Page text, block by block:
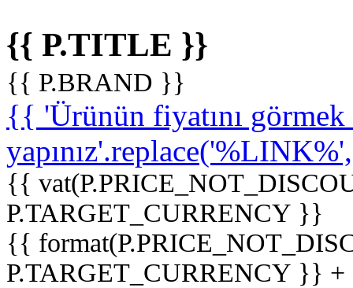
{{ P.TITLE }}
{{ P.BRAND }}
{{ 'Ürünün fiyatını
{{
P.TARGET_CURRENCY }}
{{
P.TARGET_CURRENCY }}